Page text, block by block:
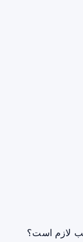
لازم است؟